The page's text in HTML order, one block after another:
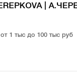
от 1 тыс до 100 тыс руб